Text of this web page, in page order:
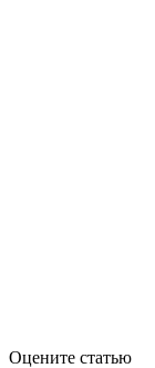
Оцените статью